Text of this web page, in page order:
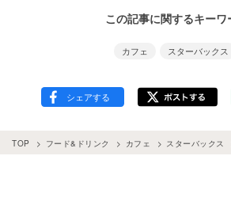
この記事に関するキーワ
カフェ スターバックス
TOP フード&ドリンク カフェ スターバックス